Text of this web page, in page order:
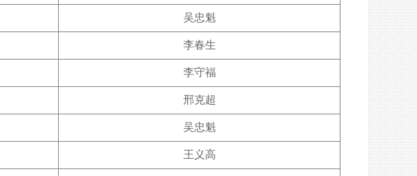
吴忠魁
李春生
李守福
邢克超
吴忠魁
王义高